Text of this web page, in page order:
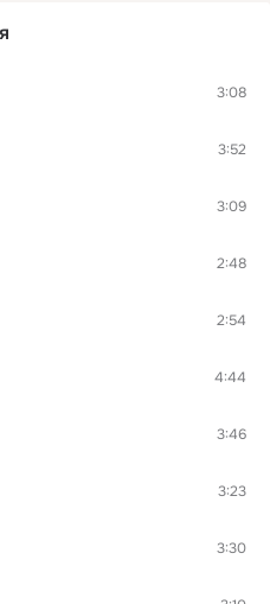
3:08
3:52
3:09
2:48
2:54
4:44
3:46
3:23
3:30